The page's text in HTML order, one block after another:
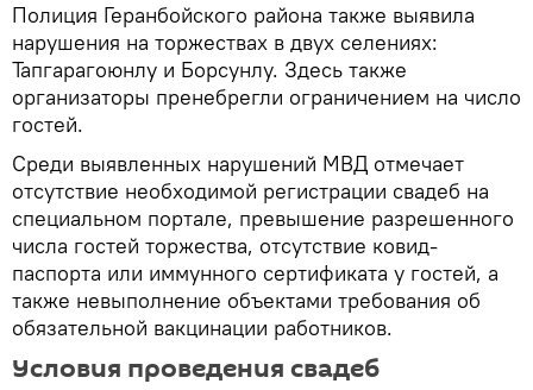
Полиция Геранбойского района также выявила
нарушения на торжествах в двух селениях:
Тапгарагоюнлу и Борсунлу. Здесь также
организаторы пренебрегли ограничением на число
гостей.
Среди выявленных нарушений МВД отмечает
отсутствие необходимой регистрации свадеб на
специальном портале, превышение разрешенного
числа гостей торжества, отсутствие ковид-
паспорта или иммунного сертификата у гостей, а
также невыполнение объектами требования об
обязательной вакцинации работников.
Условия проведения свадеб